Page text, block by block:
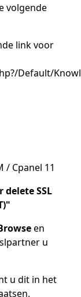
volgende
link voor
Default/
SSL
en
u
u dit in het